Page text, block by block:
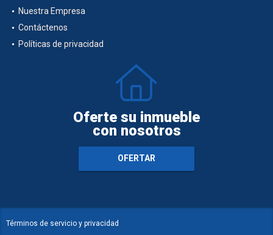
Nuestra Empresa
Contáctenos
Políticas de privacidad
Oferte su inmueble
con nosotros
OFERTAR
Términos de servicio y privacidad